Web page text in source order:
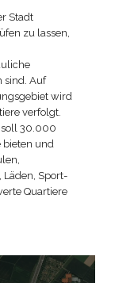
Stadt
zu lassen,
sind. Auf
wird
verfolgt.
soll 30.000
bieten und
Läden, Sport-
Quartiere